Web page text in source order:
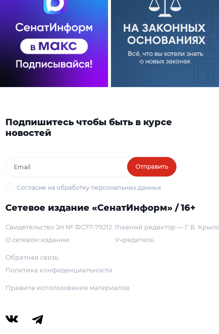
Подпишитесь чтобы быть в курсе
новостей
Отправить
Согласие на обработку персональных данных
Сетевое издание «СенатИнформ» / 16+
Свидетельство Эл № ФС77-79212
О сетевом издании
Главный редактор — Г. В.
Учредитель
Обратная связь
Политика конфиденциальности
Правила использования материалов